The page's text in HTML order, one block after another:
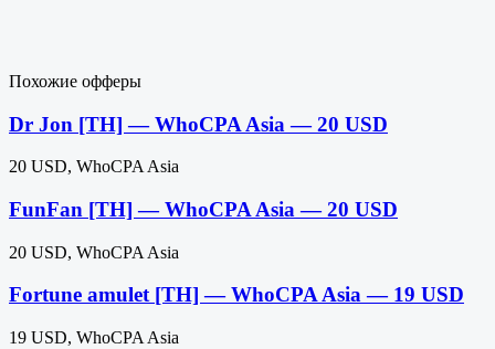
Похожие офферы
Dr Jon [TH] — WhoCPA Asia — 20 USD
20 USD, WhoCPA Asia
FunFan [TH] — WhoCPA Asia — 20 USD
20 USD, WhoCPA Asia
Fortune amulet [TH] — WhoCPA Asia — 19 USD
19 USD, WhoCPA Asia